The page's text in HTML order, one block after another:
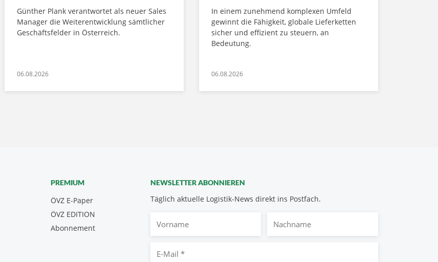
Günther Plank verantwortet als neuer Sales
Manager die Weiterentwicklung sämtlicher
Geschäftsfelder in Österreich.
06.08.2026
In einem zunehmend komplexen Umfeld
gewinnt die Fähigkeit, globale Lieferketten
sicher und effizient zu steuern, an
Bedeutung.
06.08.2026
NEWSLETTER ABONNIEREN
Täglich aktuelle Logistik-News direkt ins Postfach.
PREMIUM
ÖVZ E-Paper
Abonnement
ÖVZ EDITION